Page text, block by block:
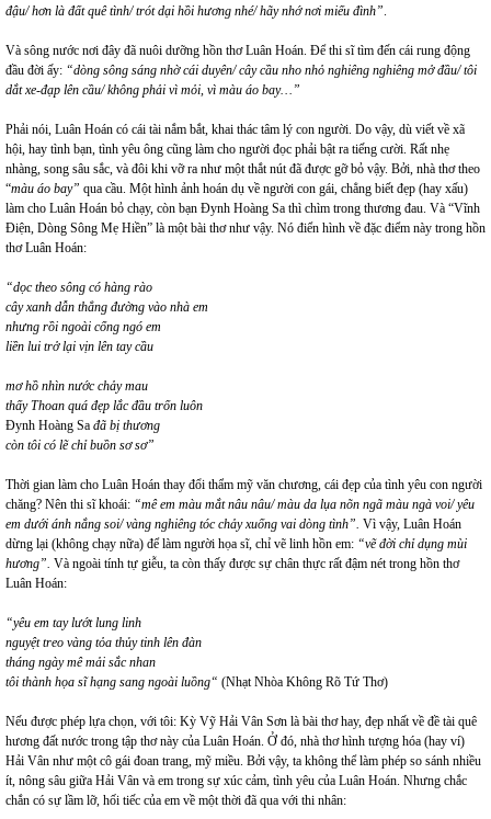
đậu/ hơn là đất quê tình/ trót dại hồi hương nhé/ hãy nhớ nơi miếu đình”.
Và sông nước nơi đây đã nuôi dưỡng hồn thơ Luân Hoán. Để thi sĩ tìm đến cái rung động
đầu đời ấy: “dòng sông sáng nhờ cái duyên/ cây cầu nho nhỏ nghiêng nghiêng mở đầu/ tôi
dắt xe-đạp lên cầu/ không phải vì mỏi, vì màu áo bay…”
Phải nói, Luân Hoán có cái tài nắm bắt, khai thác tâm lý con người. Do vậy, dù viết về xã
hội, hay tình bạn, tình yêu ông cũng làm cho người đọc phải bật ra tiếng cười. Rất nhẹ
nhàng, song sâu sắc, và đôi khi vỡ ra như một thắt nút đã được gỡ bỏ vậy. Bởi, nhà thơ theo
“màu áo bay” qua cầu. Một hình ảnh hoán dụ về người con gái, chẳng biết đẹp (hay xấu)
làm cho Luân Hoán bỏ chạy, còn bạn Đynh Hoàng Sa thì chìm trong thương đau. Và “Vĩnh
Điện, Dòng Sông Mẹ Hiền” là một bài thơ như vậy. Nó điển hình về đặc điểm này trong hồn
thơ Luân Hoán:
“dọc theo sông có hàng rào
cây xanh dẫn thẳng đường vào nhà em
nhưng rồi ngoài cổng ngó em
liền lui trở lại vịn lên tay cầu
mơ hồ nhìn nước chảy mau
thấy Thoan quá đẹp lắc đầu trốn luôn
Đynh Hoàng Sa đã bị thương
còn tôi có lẽ chỉ buồn sơ sơ”
Thời gian làm cho Luân Hoán thay đổi thẩm mỹ văn chương, cái đẹp của tình yêu con người
chăng? Nên thi sĩ khoái: “mê em màu mắt nâu nâu/ màu da lụa nõn ngã màu ngà voi/ yêu
em dưới ánh nắng soi/ vàng nghiêng tóc chảy xuống vai dòng tình”. Vì vậy, Luân Hoán
dừng lại (không chạy nữa) để làm người họa sĩ, chỉ vẽ linh hồn em: “vẽ đời chỉ dụng mùi
hương”. Và ngoài tính tự giễu, ta còn thấy được sự chân thực rất đậm nét trong hồn thơ
Luân Hoán:
“yêu em tay lướt lung linh
nguyệt treo vàng tỏa thủy tinh lên đàn
tháng ngày mê mải sắc nhan
tôi thành họa sĩ hạng sang ngoài luồng“ (Nhạt Nhòa Không Rõ Tứ Thơ)
Nếu được phép lựa chọn, với tôi: Kỳ Vỹ Hải Vân Sơn là bài thơ hay, đẹp nhất về đề tài quê
hương đất nước trong tập thơ này của Luân Hoán. Ở đó, nhà thơ hình tượng hóa (hay ví)
Hải Vân như một cô gái đoan trang, mỹ miều. Bởi vậy, ta không thể làm phép so sánh nhiều
ít, nông sâu giữa Hải Vân và em trong sự xúc cảm, tình yêu của Luân Hoán. Nhưng chắc
chắn có sự lầm lỡ, hối tiếc của em về một thời đã qua với thi nhân: